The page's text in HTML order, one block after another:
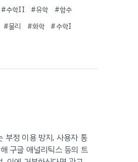
#수학II #유학
#함수
#물리 #화학 #수학I
부정 이용 방지, 사용자 통
구글 애널리틱스 등의 트